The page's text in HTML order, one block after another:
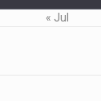
« Jul